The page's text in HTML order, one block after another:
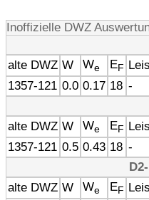
Inoffizielle DWZ
alte DWZ W We EF
1357-121 0.0 0.17 18 -
alte DWZ W We EF
1357-121 0.5 0.43 18 -
alte DWZ W We EF